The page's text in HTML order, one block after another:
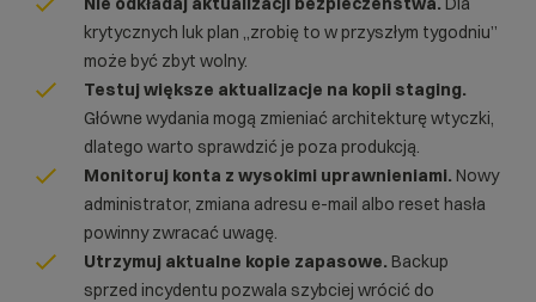
krytycznych luk plan „zrobię to w przyszłym tygodniu”
może być zbyt wolny.
Testuj większe aktualizacje na kopii staging.
Główne wydania mogą zmieniać architekturę wtyczki,
dlatego warto sprawdzić je poza produkcją.
Monitoruj konta z wysokimi uprawnieniami. Nowy
administrator, zmiana adresu e-mail albo reset hasła
powinny zwracać uwagę.
Utrzymuj aktualne kopie zapasowe. Backup
sprzed incydentu pozwala szybciej wrócić do